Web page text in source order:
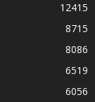
12415
8715
8086
6519
6056